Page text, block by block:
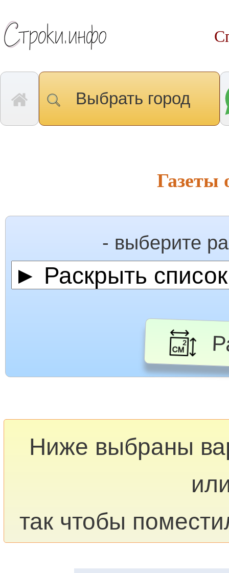
Выбрать город
Газеты
- выберите
Ниже выбраны
так чтобы